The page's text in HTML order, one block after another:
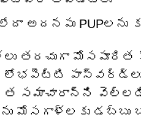
అదనపు
తరచుగా
సమాచారాన్ని
మోసగాళ్లకు డబ్బు